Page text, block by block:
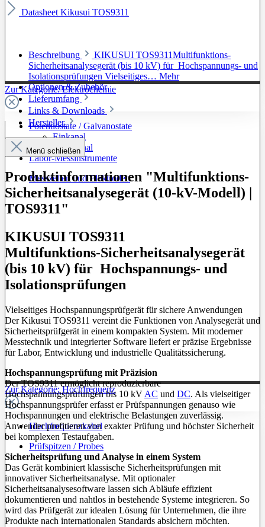
Zur Kategorie: Elektrochemie
Potentiostate / Galvanostate
Einkanal
Mehrkanal
Labor-Messinstrumente
Messzellen und Elektroden
Zur Kategorie: Hochfrequenz
Hochfrequenzkabel
Prüfspitzen / Probes
Datasheet Kikusui TOS9311
Beschreibung
KIKUSUI TOS9311Multifunktions-
Sicherheitsanalysegerät (bis 10 kV) für Hochspannungs- und
Isolationsprüfungen Vielseitiges… Mehr
Optionen & Zubehör
Lieferumfang
Links & Downloads
Hersteller
Menü schließen
Produktinformationen "Multifunktions-
Sicherheitsanalysegerät (10-kV-Modell) |
TOS9311"
KIKUSUI TOS9311
Multifunktions-Sicherheitsanalysegerät
(bis 10 kV) für Hochspannungs- und
Isolationsprüfungen
Vielseitiges Hochspannungsprüfgerät für sichere Anwendungen
Der Kikusui TOS9311 vereint die Funktionen von Analysegerät und
Sicherheitsprüfgerät in einem kompakten System. Mit moderner
Messtechnik und integrierter Software liefert er präzise Ergebnisse
für Labor, Entwicklung und industrielle Qualitätssicherung.
Hochspannungsprüfung mit Präzision
Der TOS9311 ermöglicht reproduzierbare
Hochspannungsprüfungen bis 10 kV AC und DC. Als vielseitiger
Hochspannungsprüfer erfasst er Prüfspannungen genauso wie
Hochspannungen und elektrische Belastungen zuverlässig.
Anwender profitieren von exakter Prüfung und höchster Sicherheit
bei komplexen Testaufgaben.
Sicherheitsprüfung und Analyse in einem System
Das Gerät kombiniert klassische Sicherheitsprüfungen mit
innovativer Sicherheitsanalyse. Mit optionaler
Sicherheitsanalysesoftware lassen sich Abläufe effizient
dokumentieren und nahtlos in bestehende Systeme integrieren. So
wird das Prüfgerät zur idealen Lösung für Unternehmen, die ihre
Produkte nach internationalen Standards absichern möchten.